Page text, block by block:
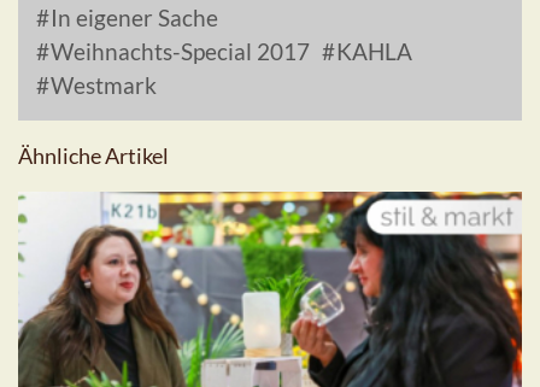
In eigener Sache
Weihnachts-Special 2017
KAHLA
Westmark
Ähnliche Artikel